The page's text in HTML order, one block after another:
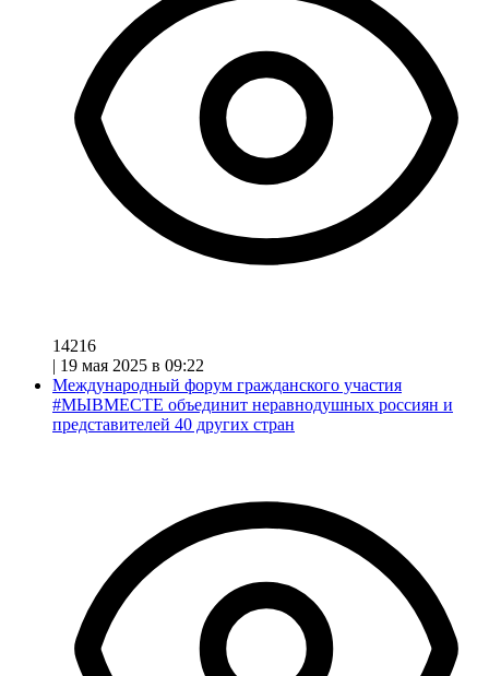
14216
| 19 мая 2025 в 09:22
Международный форум гражданского участия
#МЫВМЕСТЕ объединит неравнодушных россиян и
представителей 40 других стран